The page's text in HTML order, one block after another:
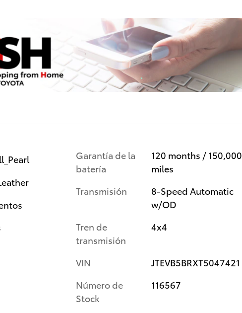
Garantía de la
batería
120 months / 150,000
miles
Transmisión
8-Speed Automatic
w/OD
Tren de
transmisión
4x4
VIN
JTEVB5BRXT5047421
Número de
Stock
116567